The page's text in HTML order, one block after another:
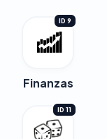
ID 9
Finanzas
ID 11